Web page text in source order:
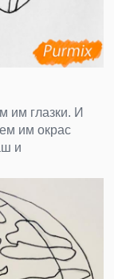
им глазки. И
им окрас
и